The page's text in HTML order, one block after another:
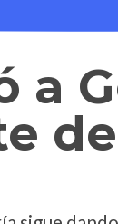
a